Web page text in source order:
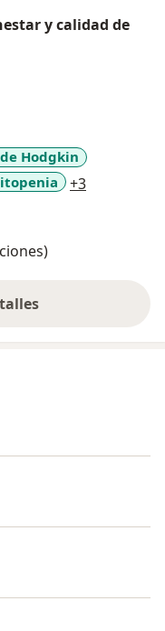
y calidad de
Hodgkin
+3
experiencia